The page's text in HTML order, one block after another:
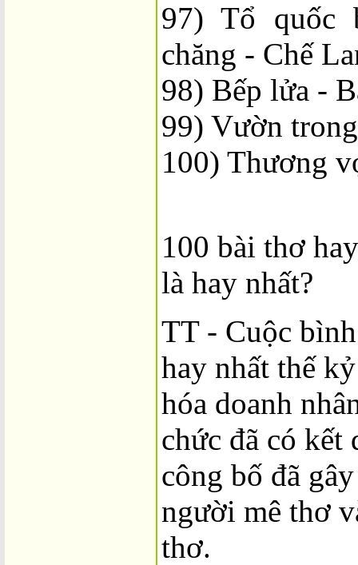
97) Tổ quốc
chăng - Chế
98) Bếp lửa -
99) Vườn
100) Thương
100 bài thơ
là hay nhất?
TT - Cuộc
hay nhất thế
hóa doanh
chức đã có kết
công bố đã
người mê thơ
thơ.